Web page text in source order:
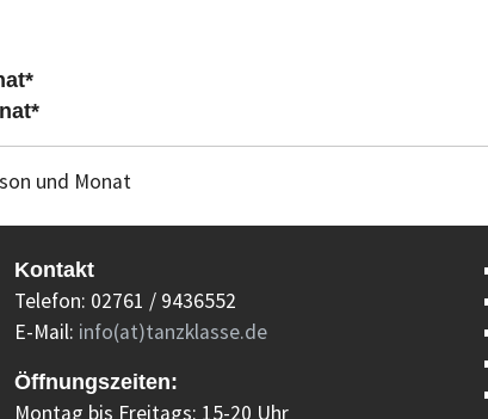
und Monat
Kontakt
Telefon: 02761 / 9436552
E-Mail: info(at)tanzklasse.de
Öffnungszeiten:
Montag bis Freitags: 15-20 Uhr